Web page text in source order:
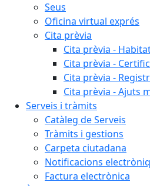
Seus
Oficina virtual exprés
Cita prèvia
Cita prèvia -
Cita prèvia -
Cita prèvia -
Cita prèvia - Ajuts
Serveis i tràmits
Catàleg de Serveis
Tràmits i gestions
Carpeta ciutadana
Notificacions
Factura electrònica